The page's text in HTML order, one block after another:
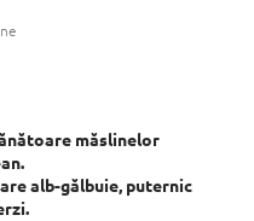
măslinelor
alb-gălbuie, puternic